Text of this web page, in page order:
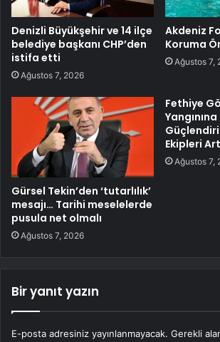
Denizli Büyükşehir ve 14 ilçe
belediye başkanı CHP’den
istifa etti
Ağustos 7, 2026
Akdeniz
Koruma
Ağustos 7,
Gürsel Tekin’den ‘tutarlılık’
mesajı… Tarihi meselelerde
pusula net olmalı
Ağustos 7, 2026
Fethiye
Ekipleri
Ağustos 7,
Bir yanıt yazın
E-posta adresiniz yayınlanmayacak. Gerekli